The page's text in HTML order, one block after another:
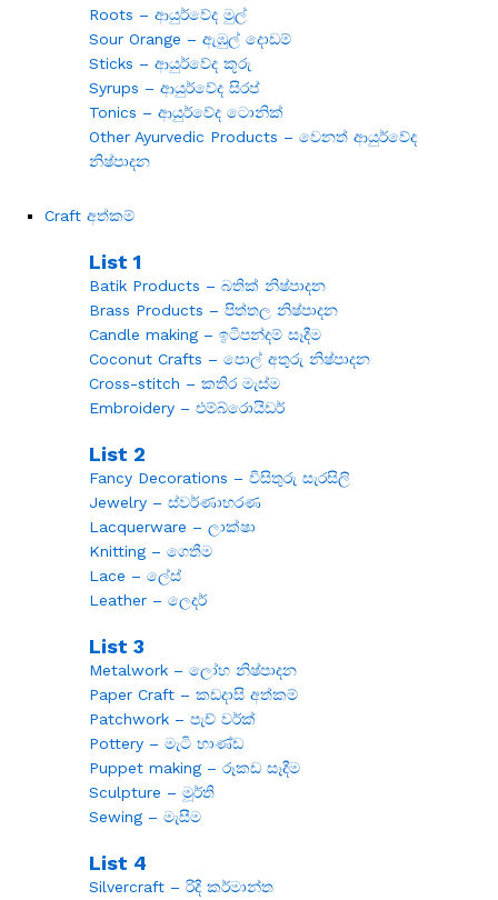
Roots – ආයුර්වේද මුල්
Sour Orange – ඇඹුල් දොඩම්
Sticks – ආයුර්වේද කූරු
Syrups – ආයුර්වේද සිරප්
Tonics – ආයුර්වේද ටොනික්
Other Ayurvedic Products – වෙනත් ආයුර්වේද
නිෂ්පාදන
Craft අත්කම්
List 1
Batik Products – බතික් නිෂ්පාදන
Brass Products – පිත්තල නිෂ්පාදන
Candle making – ඉටිපන්දම් සෑදීම
Coconut Crafts – පොල් අතුරු නිෂ්පාදන
Cross-stitch – කතිර මැස්ම
Embroidery – එම්බ්රොයිඩර්
List 2
Fancy Decorations – විසිතුරු සැරසිලි
Jewelry – ස්වර්ණාභරණ
Lacquerware – ලාක්ෂා
Knitting – ගෙතීම
Lace – ලේස්
Leather – ලෙදර්
List 3
Metalwork – ලෝහ නිෂ්පාදන
Paper Craft – කඩදාසි අත්කම්
Patchwork – පැච් වර්ක්
Pottery – මැටි භාණ්ඩ
Puppet making – රූකඩ සෑදීම
Sculpture – මූර්ති
Sewing – මැසීම
List 4
Silvercraft – රිදී කර්මාන්ත